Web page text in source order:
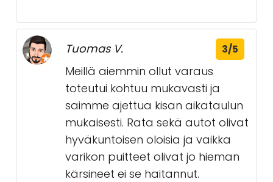
Tuomas V. 3/5
Meillä aiemmin ollut varaus
toteutui kohtuu mukavasti ja
saimme ajettua kisan aikataulun
mukaisesti. Rata sekä autot olivat
hyväkuntoisen oloisia ja vaikka
varikon puitteet olivat jo hieman
kärsineet ei se haitannut.